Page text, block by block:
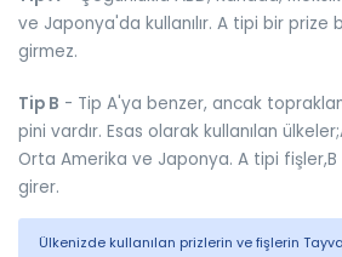
ve Japonya'da kullanılır. A tipi bir prize
girmez.
Tip B - Tip A'ya benzer, ancak
pini vardır. Esas olarak kullanılan
Orta Amerika ve Japonya. A tipi
girer.
Ülkenizde kullanılan prizlerin ve fişlerin